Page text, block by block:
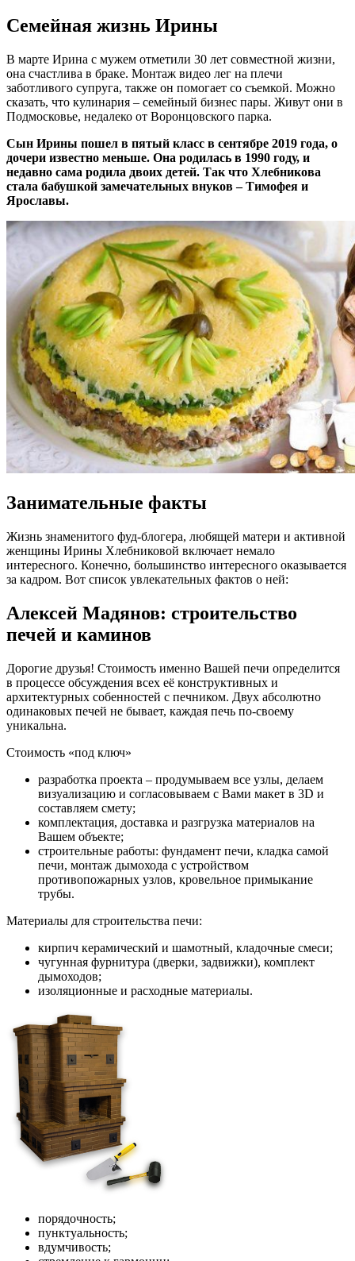
Семейная жизнь Ирины
В марте Ирина с мужем отметили 30 лет совместной жизни,
она счастлива в браке. Монтаж видео лег на плечи
заботливого супруга, также он помогает со съемкой. Можно
сказать, что кулинария – семейный бизнес пары. Живут они в
Подмосковье, недалеко от Воронцовского парка.
Сын Ирины пошел в пятый класс в сентябре 2019 года, о
дочери известно меньше. Она родилась в 1990 году, и
недавно сама родила двоих детей. Так что Хлебникова
стала бабушкой замечательных внуков – Тимофея и
Ярославы.
Занимательные факты
Жизнь знаменитого фуд-блогера, любящей матери и активной
женщины Ирины Хлебниковой включает немало
интересного. Конечно, большинство интересного оказывается
за кадром. Вот список увлекательных фактов о ней:
Алексей Мадянов: строительство
печей и каминов
Дорогие друзья! Стоимость именно Вашей печи определится
в процессе обсуждения всех её конструктивных и
архитектурных собенностей с печником. Двух абсолютно
одинаковых печей не бывает, каждая печь по-своему
уникальна.
Стоимость «под ключ»
разработка проекта – продумываем все узлы, делаем
визуализацию и согласовываем с Вами макет в 3D и
составляем смету;
комплектация, доставка и разгрузка материалов на
Вашем объекте;
строительные работы: фундамент печи, кладка самой
печи, монтаж дымохода с устройством
противопожарных узлов, кровельное примыкание
трубы.
Материалы для строительства печи:
кирпич керамический и шамотный, кладочные смеси;
чугунная фурнитура (дверки, задвижки), комплект
дымоходов;
изоляционные и расходные материалы.
порядочность;
пунктуальность;
вдумчивость;